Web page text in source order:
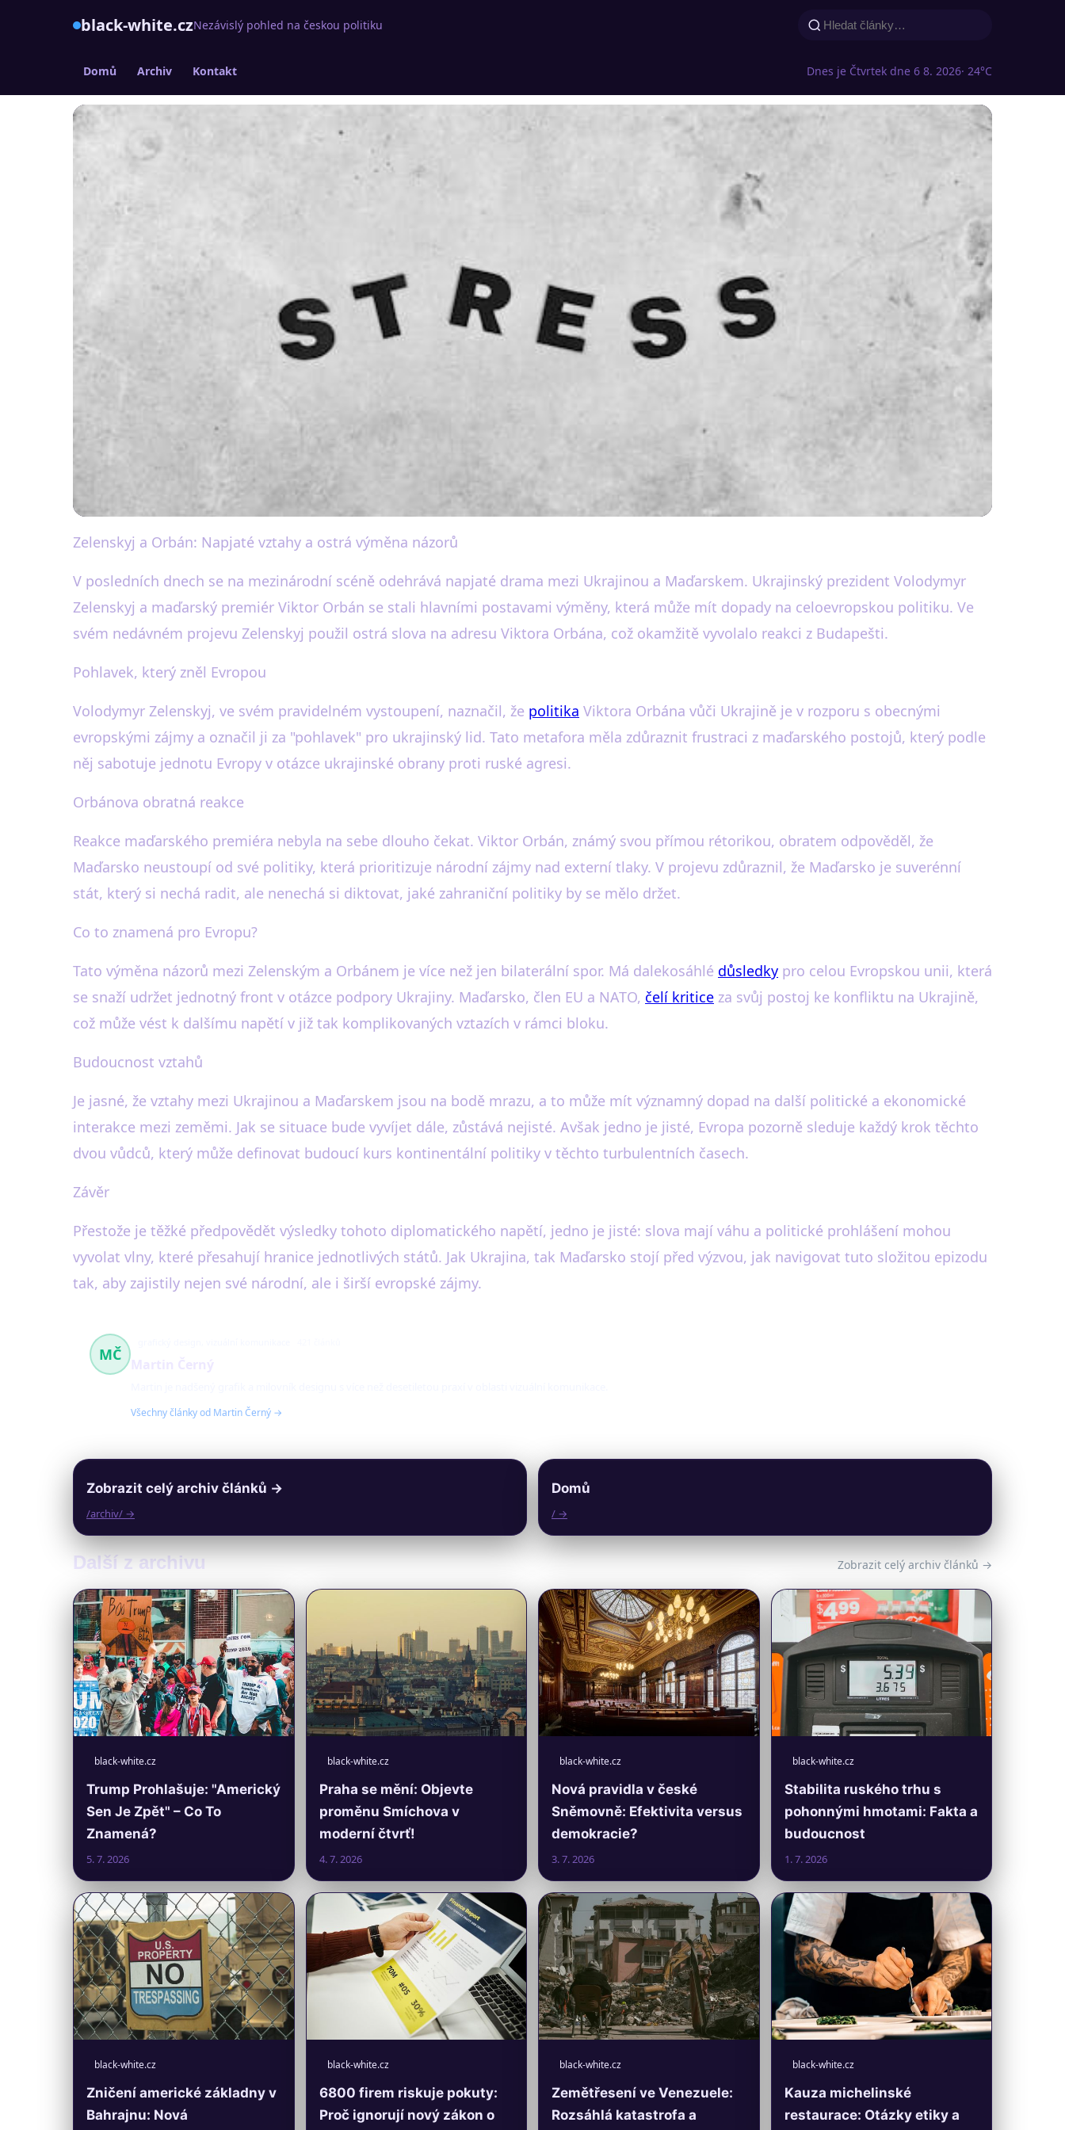
black-white.czNezávislý pohled na českou politiku
Domů Archiv Kontakt Dnes je Čtvrtek dne 6 8. 2026· 24°C
black-white.cz
Zelenskyj vs. Orbán: Ostrá Slova a Napětí Ovlivňující EU
23. 1. 2026· 3 min čtení · Autor: Martin Černý
Zelenskyj a Orbán: Napjaté vztahy a ostrá výměna názorů
V posledních dnech se na mezinárodní scéně odehrává napjaté drama mezi Ukrajinou a Maďarskem. Ukrajinský prezident Volodymyr
Zelenskyj a maďarský premiér Viktor Orbán se stali hlavními postavami výměny, která může mít dopady na celoevropskou politiku. Ve
svém nedávném projevu Zelenskyj použil ostrá slova na adresu Viktora Orbána, což okamžitě vyvolalo reakci z Budapešti.
Pohlavek, který zněl Evropou
Volodymyr Zelenskyj, ve svém pravidelném vystoupení, naznačil, že politika Viktora Orbána vůči Ukrajině je v rozporu s obecnými
evropskými zájmy a označil ji za "pohlavek" pro ukrajinský lid. Tato metafora měla zdůraznit frustraci z maďarského postojů, který podle
něj sabotuje jednotu Evropy v otázce ukrajinské obrany proti ruské agresi.
Orbánova obratná reakce
Reakce maďarského premiéra nebyla na sebe dlouho čekat. Viktor Orbán, známý svou přímou rétorikou, obratem odpověděl, že
Maďarsko neustoupí od své politiky, která prioritizuje národní zájmy nad externí tlaky. V projevu zdůraznil, že Maďarsko je suverénní
stát, který si nechá radit, ale nenechá si diktovat, jaké zahraniční politiky by se mělo držet.
Co to znamená pro Evropu?
Tato výměna názorů mezi Zelenským a Orbánem je více než jen bilaterální spor. Má dalekosáhlé důsledky pro celou Evropskou unii, která
se snaží udržet jednotný front v otázce podpory Ukrajiny. Maďarsko, člen EU a NATO, čelí kritice za svůj postoj ke konfliktu na Ukrajině,
což může vést k dalšímu napětí v již tak komplikovaných vztazích v rámci bloku.
Budoucnost vztahů
Je jasné, že vztahy mezi Ukrajinou a Maďarskem jsou na bodě mrazu, a to může mít významný dopad na další politické a ekonomické
interakce mezi zeměmi. Jak se situace bude vyvíjet dále, zůstává nejisté. Avšak jedno je jisté, Evropa pozorně sleduje každý krok těchto
dvou vůdců, který může definovat budoucí kurs kontinentální politiky v těchto turbulentních časech.
Závěr
Přestože je těžké předpovědět výsledky tohoto diplomatického napětí, jedno je jisté: slova mají váhu a politické prohlášení mohou
vyvolat vlny, které přesahují hranice jednotlivých států. Jak Ukrajina, tak Maďarsko stojí před výzvou, jak navigovat tuto složitou epizodu
tak, aby zajistily nejen své národní, ale i širší evropské zájmy.
MČ
Všechny články od Martin Černý →
Zobrazit celý archiv článků →
/archiv/ →
Domů
/ →
Další z archivu Zobrazit celý archiv článků →
black-white.cz
Trump Prohlašuje: "Americký
Sen Je Zpět" – Co To
Znamená?
5. 7. 2026
black-white.cz
Praha se mění: Objevte
proměnu Smíchova v
moderní čtvrť!
4. 7. 2026
black-white.cz
Nová pravidla v české
Sněmovně: Efektivita versus
demokracie?
3. 7. 2026
black-white.cz
Stabilita ruského trhu s
pohonnými hmotami: Fakta a
budoucnost
1. 7. 2026
black-white.cz
Zničení americké základny v
Bahrajnu: Nová
black-white.cz
6800 firem riskuje pokuty:
Proč ignorují nový zákon o
black-white.cz
Zemětřesení ve Venezuele:
Rozsáhlá katastrofa a
black-white.cz
Kauza michelinské
restaurace: Otázky etiky a